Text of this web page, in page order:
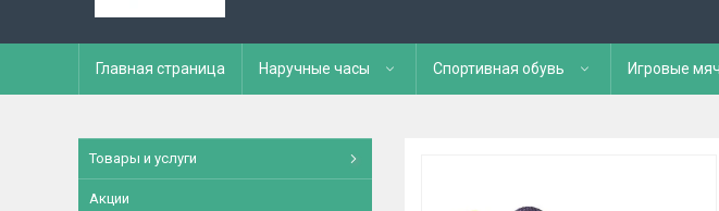
Главная страница Наручные часы Спортивная обувь Игровые
Товары и услуги
Акции